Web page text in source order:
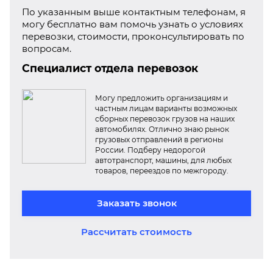
По указанным выше контактным телефонам, я
могу бесплатно вам помочь узнать о условиях
перевозки, стоимости, проконсультировать по
вопросам.
Специалист отдела перевозок
Могу предложить организациям и
частным лицам варианты возможных
сборных перевозок грузов на наших
автомобилях. Отлично знаю рынок
грузовых отправлений в регионы
России. Подберу недорогой
автотранспорт, машины, для любых
товаров, переездов по межгороду.
Заказать звонок
Рассчитать стоимость